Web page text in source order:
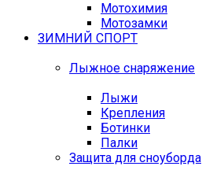
Мотохимия
Мотозамки
ЗИМНИЙ СПОРТ
Лыжное снаряжение
Лыжи
Крепления
Ботинки
Палки
Защита для сноуборда